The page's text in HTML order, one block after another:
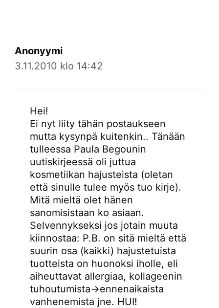
Anonyymi
3.11.2010 klo 14:42
Hei!
Ei nyt liity tähän postaukseen
mutta kysynpä kuitenkin.. Tänään
tulleessa Paula Begounin
uutiskirjeessä oli juttua
kosmetiikan hajusteista (oletan
että sinulle tulee myös tuo kirje).
Mitä mieltä olet hänen
sanomisistaan ko asiaan.
Selvennykseksi jos jotain muuta
kiinnostaa: P.B. on sitä mieltä että
suurin osa (kaikki) hajustetuista
tuotteista on huonoksi iholle, eli
aiheuttavat allergiaa, kollageenin
tuhoutumista->ennenaikaista
vanhenemista jne. HUI!